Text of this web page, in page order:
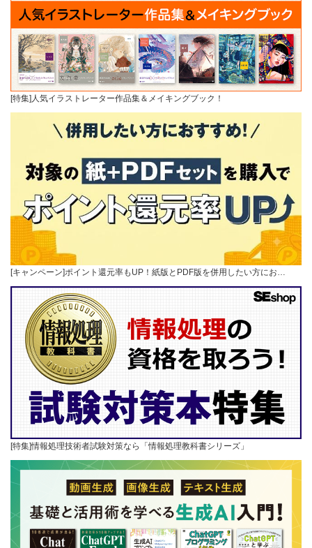
[特集]人気イラストレーター作品集＆メイキングブック！
[キャンペーン]ポイント還元率もUP！紙版とPDF版を併用したい方にお…
[特集]情報処理技術者試験対策なら「情報処理教科書シリーズ」